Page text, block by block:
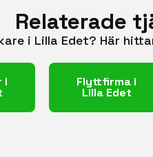
Relaterade
i Lilla Edet? Här
i Flyttfirma i
Lilla Edet